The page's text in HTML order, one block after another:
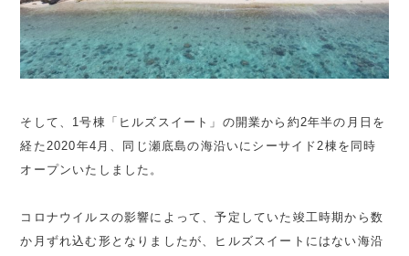
そして、1号棟「ヒルズスイート」の開業から約2年半の月日を
経た2020年4月、同じ瀬底島の海沿いにシーサイド2棟を同時
オープンいたしました。
コロナウイルスの影響によって、予定していた竣工時期から数
か月ずれ込む形となりましたが、ヒルズスイートにはない海沿